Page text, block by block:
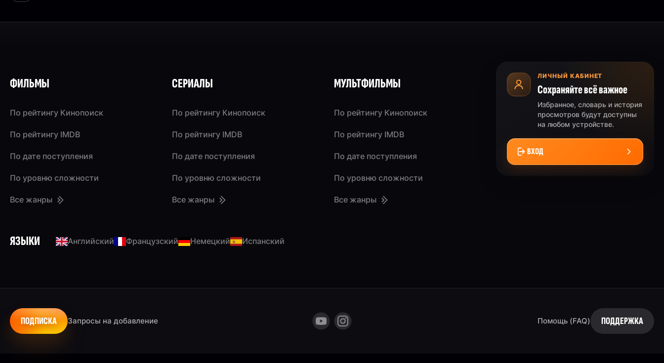
ЯЗЫКИ Английский Французский Немецкий Испанский
ФИЛЬМЫ
По рейтингу Кинопоиск
По рейтингу IMDB
По дате поступления
По уровню сложности
Все жанры
СЕРИАЛЫ
По рейтингу Кинопоиск
По рейтингу IMDB
По дате поступления
По уровню сложности
Все жанры
МУЛЬТФИЛЬМЫ
По рейтингу Кинопоиск
По рейтингу IMDB
По дате поступления
По уровню сложности
Все жанры
ЛИЧНЫЙ КАБИНЕТ
Сохраняйте всё важное
Избранное, словарь и история
просмотров будут доступны
на любом устройстве.
ВХОД
Запросы на добавление
ПОДПИСКА Помощь (FAQ) ПОДДЕРЖКА